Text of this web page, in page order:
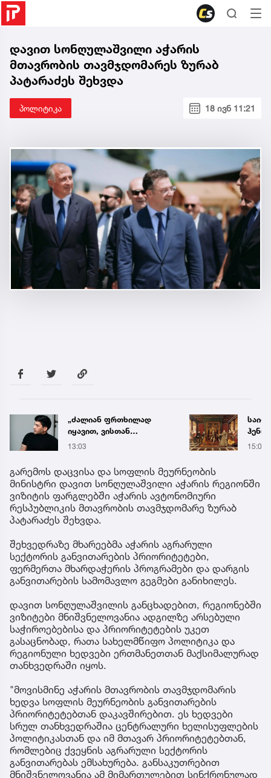
დავით სონღულაშვილი აჭარის
მთავრობის თავმჯდომარეს ზურაბ
პატარაძეს შეხვდა
პოლიტიკა 18 ივნ 11:21
საიდუმლო, რომელსაც
ჰენრი VIII სუნამოებით
მონარქს
გარემოს დაცვისა და სოფლის მეურნეობის
მინისტრი დავით სონღულაშვილი აჭარის რეგიონში
ვიზიტის ფარგლებში აჭარის ავტონომიური
რესპუბლიკის მთავრობის თავმჯდომარე ზურაბ
პატარაძეს შეხვდა.
შეხვედრაზე მხარეებმა აჭარის აგრარული
სექტორის განვითარების პრიორიტეტები,
ფერმერთა მხარდაჭერის პროგრამები და დარგის
განვითარების სამომავლო გეგმები განიხილეს.
დავით სონღულაშვილის განცხადებით, რეგიონებში
ვიზიტები მნიშვნელოვანია ადგილზე არსებული
საჭიროებებისა და პრიორიტეტების უკეთ
გასაცნობად, რათა სახელმწიფო პოლიტიკა და
რეგიონული ხედვები ერთმანეთთან მაქსიმალურად
თანხვედრაში იყოს.
"მოვისმინე აჭარის მთავრობის თავმჯდომარის
ხედვა სოფლის მეურნეობის განვითარების
პრიორიტეტებთან დაკავშირებით. ეს ხედვები
სრულ თანხვედრაშია ცენტრალური ხელისუფლების
პოლიტიკასთან და იმ მთავარ პრიორიტეტებთან,
რომლებიც ქვეყნის აგრარული სექტორის
განვითარებას ემსახურება. განსაკუთრებით
მნიშვნელოვანია ამ მიმართულებით სინქრონულად